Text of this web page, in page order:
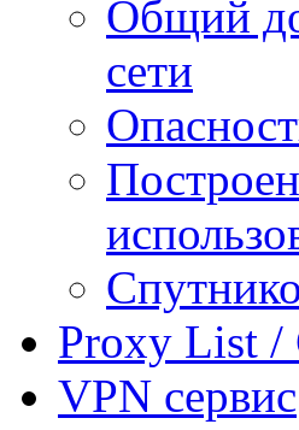
Общий
сети
Proxy List /
VPN сервис